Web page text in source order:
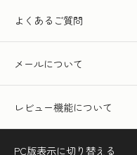
よくあるご質問
メールについて
レビュー機能について
PC版表示に切り替える